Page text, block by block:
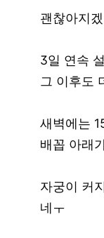
괜찮아지
3일 연속
그 이후도
새벽에는
배꼽 아래
자궁이 커
네ㅜ